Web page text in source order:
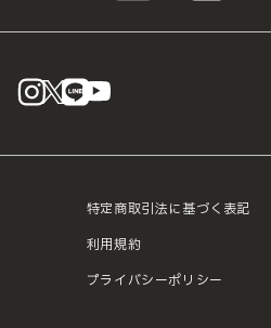
instagram
X LINE
特定商取引法に基づく表記
利用規約
プライバシーポリシー